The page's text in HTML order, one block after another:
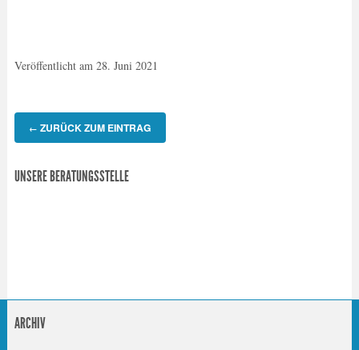
Veröffentlicht am 28. Juni 2021
← ZURÜCK ZUM EINTRAG
UNSERE BERATUNGSSTELLE
ARCHIV